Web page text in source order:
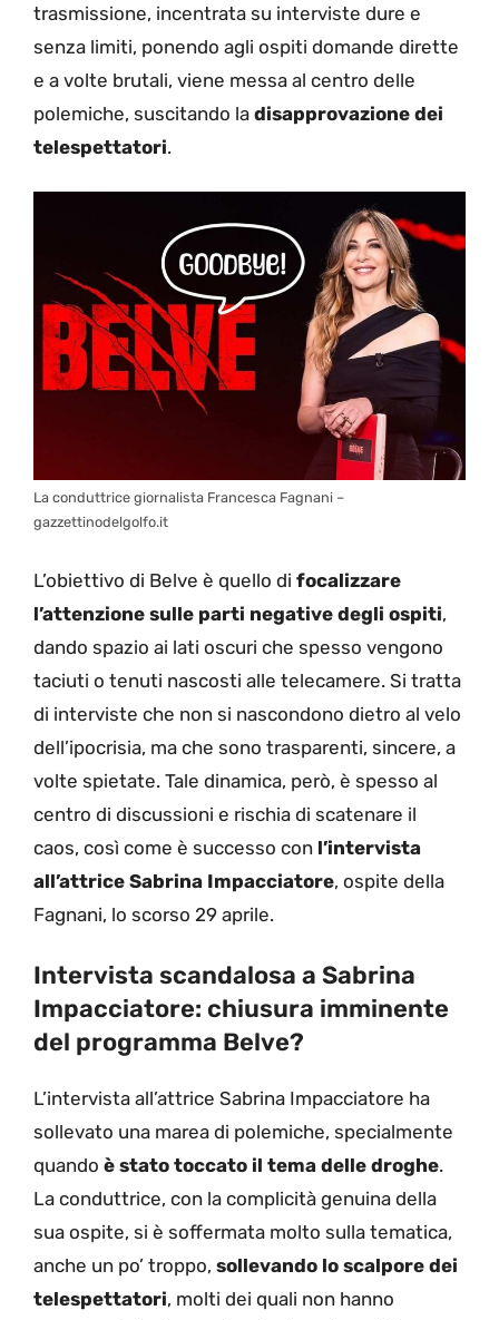
trasmissione, incentrata su interviste dure e
senza limiti, ponendo agli ospiti domande dirette
e a volte brutali, viene messa al centro delle
polemiche, suscitando la disapprovazione dei
telespettatori.
La conduttrice giornalista Francesca Fagnani –
gazzettinodelgolfo.it
L’obiettivo di Belve è quello di focalizzare
l’attenzione sulle parti negative degli ospiti,
dando spazio ai lati oscuri che spesso vengono
taciuti o tenuti nascosti alle telecamere. Si tratta
di interviste che non si nascondono dietro al velo
dell’ipocrisia, ma che sono trasparenti, sincere, a
volte spietate. Tale dinamica, però, è spesso al
centro di discussioni e rischia di scatenare il
caos, così come è successo con l’intervista
all’attrice Sabrina Impacciatore, ospite della
Fagnani, lo scorso 29 aprile.
Intervista scandalosa a Sabrina
Impacciatore: chiusura imminente
del programma Belve?
L’intervista all’attrice Sabrina Impacciatore ha
sollevato una marea di polemiche, specialmente
quando è stato toccato il tema delle droghe.
La conduttrice, con la complicità genuina della
sua ospite, si è soffermata molto sulla tematica,
anche un po’ troppo, sollevando lo scalpore dei
telespettatori, molti dei quali non hanno